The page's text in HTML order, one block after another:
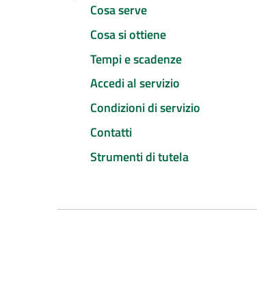
Cosa serve
Cosa si ottiene
Tempi e scadenze
Accedi al servizio
Condizioni di servizio
Contatti
Strumenti di tutela